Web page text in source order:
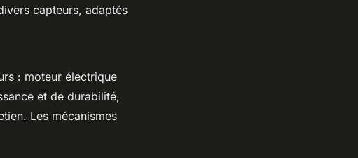
capteurs, adaptés
: moteur électrique
et de durabilité,
Les mécanismes